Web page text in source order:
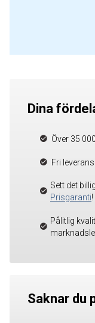
Dina
Över 35
Fri
Sett det
Prisgaranti!
Pålitlig
Saknar du